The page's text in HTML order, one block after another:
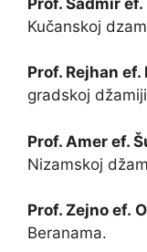
Kučanskoj
Prof. Rejhan ef.
gradskoj
Prof. Amer ef.
Nizamskoj
Prof. Zejno ef.
Beranama.